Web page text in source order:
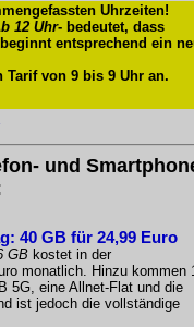
Uhrzeiten!
12 Uhr- bedeutet, dass
entsprechend ein
Tarif von 9 bis 9 Uhr an.
und
40 GB für 24,99 Euro
GB kostet in der
monatlich. Hinzu kommen
5G, eine Allnet-Flat und die
ist jedoch die vollständige